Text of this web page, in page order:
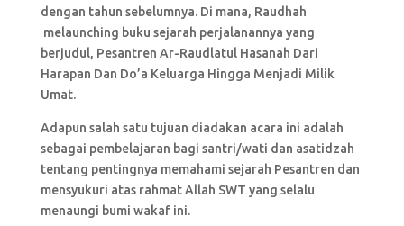
dengan tahun sebelumnya. Di mana, Raudhah
melaunching buku sejarah perjalanannya yang
berjudul, Pesantren Ar-Raudlatul Hasanah Dari
Harapan Dan Do’a Keluarga Hingga Menjadi Milik
Umat.
Adapun salah satu tujuan diadakan acara ini adalah
sebagai pembelajaran bagi santri/wati dan asatidzah
tentang pentingnya memahami sejarah Pesantren dan
mensyukuri atas rahmat Allah SWT yang selalu
menaungi bumi wakaf ini.